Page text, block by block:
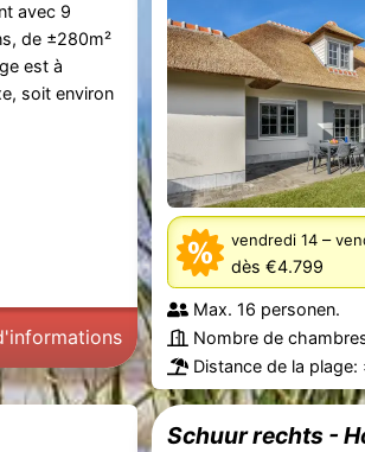
avec 9
de ±280m²
est à
soit environ
vendredi 14–
dès €4.799
Max. 16 personen.
Nombre de
Distance de la plage:
Schuur rechts -